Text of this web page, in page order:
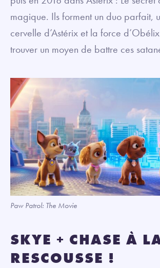
magique. Ils forment un duo parfait,
cervelle d’Astérix et la force
trouver un moyen de battre ces
Paw Patrol: The Movie
SKYE + CHASE À
RESCOUSSE !